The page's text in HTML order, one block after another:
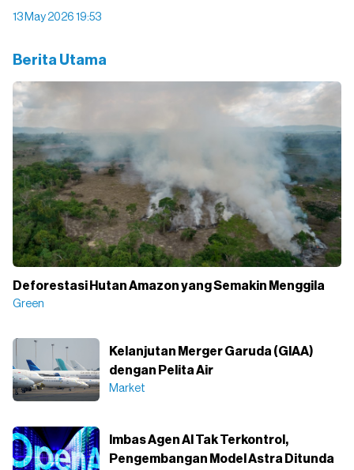
13 May 2026 19:53
Berita Utama
Deforestasi Hutan Amazon yang Semakin Menggila
Green
Kelanjutan Merger Garuda (GIAA)
dengan Pelita Air
Market
Imbas Agen AI Tak Terkontrol,
Pengembangan Model Astra Ditunda